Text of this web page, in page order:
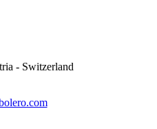
- Switzerland